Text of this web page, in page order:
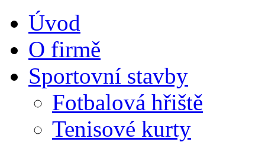
Úvod
O firmě
Sportovní stavby
Fotbalová hřiště
Tenisové kurty